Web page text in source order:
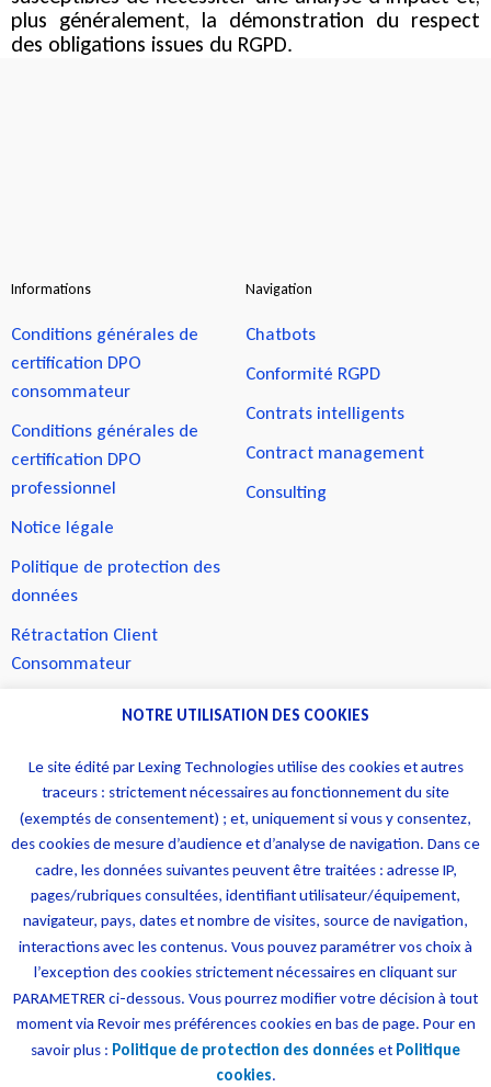
plus généralement, la démonstration du respect
des obligations issues du RGPD.
Informations
Conditions générales de
certification DPO
consommateur
Conditions générales de
certification DPO
professionnel
Notice légale
Politique de protection des
données
Rétractation Client
Consommateur
Navigation
Chatbots
Conformité RGPD
Contrats intelligents
Contract management
Consulting
NOTRE UTILISATION DES COOKIES
Le site édité par Lexing Technologies utilise des cookies et autres
traceurs : strictement nécessaires au fonctionnement du site
(exemptés de consentement) ; et, uniquement si vous y consentez,
des cookies de mesure d’audience et d’analyse de navigation. Dans ce
cadre, les données suivantes peuvent être traitées : adresse IP,
pages/rubriques consultées, identifiant utilisateur/équipement,
navigateur, pays, dates et nombre de visites, source de navigation,
interactions avec les contenus. Vous pouvez paramétrer vos choix à
l’exception des cookies strictement nécessaires en cliquant sur
PARAMETRER ci-dessous. Vous pourrez modifier votre décision à tout
moment via Revoir mes préférences cookies en bas de page. Pour en
savoir plus : Politique de protection des données et Politique
cookies.